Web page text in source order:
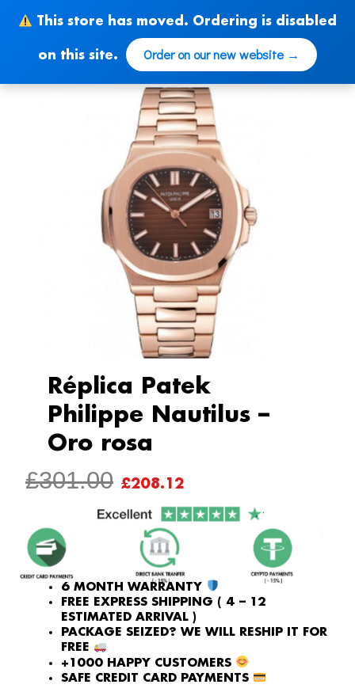
This store has moved. Ordering is disabled
on this site. Order on our new website →
content
Réplica Patek
Philippe Nautilus –
Oro rosa
£301.00 ORIGINAL
PRICE
WAS:
£301.00.
£208.12CURRENT
PRICE
IS:
£208.12.
6 MONTH WARRANTY
FREE EXPRESS SHIPPING ( 4 – 12
ESTIMATED ARRIVAL )
PACKAGE SEIZED? WE WILL RESHIP IT FOR
FREE
+1000 HAPPY CUSTOMERS
SAFE CREDIT CARD PAYMENTS